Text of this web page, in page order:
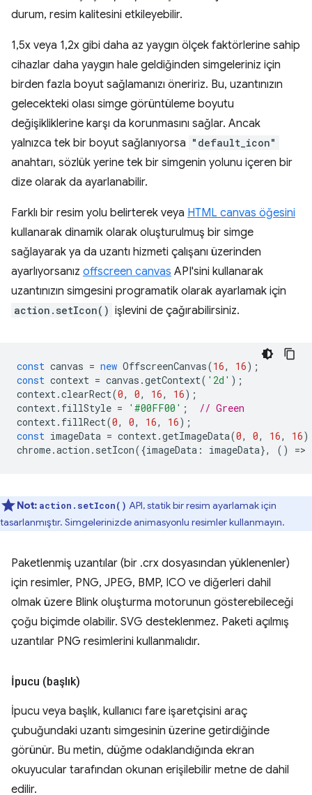
durum, resim kalitesini etkileyebilir.
1,5x veya 1,2x gibi daha az yaygın ölçek faktörlerine sahip
cihazlar daha yaygın hale geldiğinden simgeleriniz için
birden fazla boyut sağlamanızı öneririz. Bu, uzantınızın
gelecekteki olası simge görüntüleme boyutu
değişikliklerine karşı da korunmasını sağlar. Ancak
yalnızca tek bir boyut sağlanıyorsa "default_icon"
anahtarı, sözlük yerine tek bir simgenin yolunu içeren bir
dize olarak da ayarlanabilir.
Farklı bir resim yolu belirterek veya HTML canvas öğesini
kullanarak dinamik olarak oluşturulmuş bir simge
sağlayarak ya da uzantı hizmeti çalışanı üzerinden
ayarlıyorsanız offscreen canvas API'sini kullanarak
uzantınızın simgesini programatik olarak ayarlamak için
action.setIcon() işlevini de çağırabilirsiniz.
const canvas = new OffscreenCanvas(16, 16);
const context = canvas .getContext( '2d' );
context.clearRect(0, 0, 16, 16);
context. fillStyle = '#00FF00' ;
// Green
context. fillRect(0, 0, 16, 16);
const imageData = context.getImageData(0, 0, 16, 16
chrome.action . setIcon({imageData : imageData}, () =>
Not: action.setIcon() API, statik bir resim ayarlamak için
tasarlanmıştır. Simgelerinizde animasyonlu resimler kullanmayın.
Paketlenmiş uzantılar (bir .crx dosyasından yüklenenler)
için resimler, PNG, JPEG, BMP, ICO ve diğerleri dahil
olmak üzere Blink oluşturma motorunun gösterebileceği
çoğu biçimde olabilir. SVG desteklenmez. Paketi açılmış
uzantılar PNG resimlerini kullanmalıdır.
İpucu (başlık)
İpucu veya başlık, kullanıcı fare işaretçisini araç
çubuğundaki uzantı simgesinin üzerine getirdiğinde
görünür. Bu metin, düğme odaklandığında ekran
okuyucular tarafından okunan erişilebilir metne de dahil
edilir.